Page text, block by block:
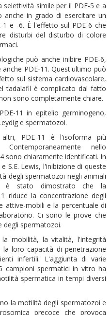
selettività simile per il PDE-5 e a
anche in grado di esercitare un
e -6. È l'effetto sul PDE-6 che
disturbi del disturbo di colore
può anche inibire PDE-6,
PDE-11. Quest'ultimo può
sul sistema cardiovascolare,
tadalafil è complicato dal fatto
sono completamente chiare.
11 in epitelio germinogeno,
e spermatozoi.
altri, PDE-11 è l'isoforma più
nello
sono chiaramente identificati. In
S.E. Lewis, l'inibizione di queste
degli spermatozoi negli animali
è stato dimostrato che la
riduce la concentrazione degli
attive-mobili e la percentuale di
Ci sono le prove che
degli spermatozoi.
mobilità, la vitalità, l'integrità
loro capacità di penetrazione
infertili. L'aggiunta di varie
campioni spermatici in vitro ha
spermatica in tempi diversi
la motilità degli spermatozoi e
precoce che provoca